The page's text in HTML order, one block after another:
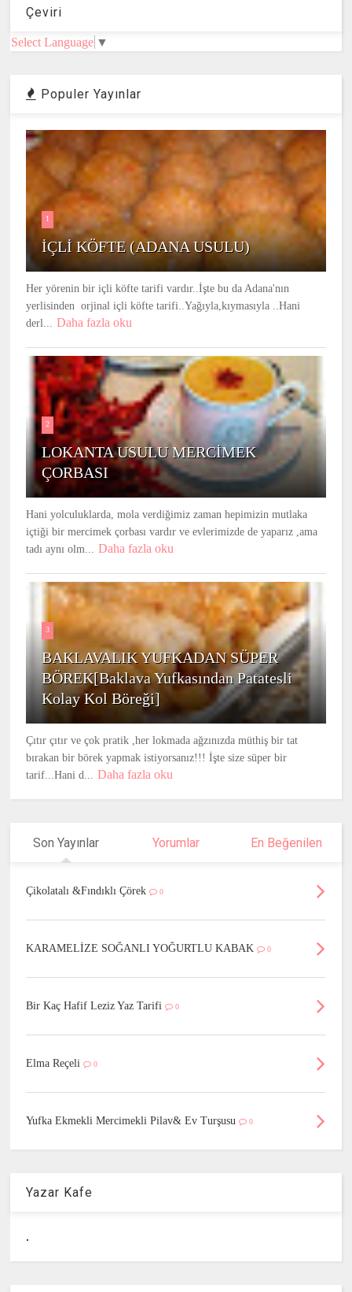
Çeviri
Select Language ▼
Populer Yayınlar
1
İÇLİ KÖFTE (ADANA USULU)
Her yörenin bir içli köfte tarifi vardır..İşte bu da Adana'nın
yerlisinden orjinal içli köfte tarifi..Yağıyla,kıymasıyla ..Hani
derl...
Daha fazla oku
2
LOKANTA USULU MERCİMEK
ÇORBASI
Hani yolculuklarda, mola verdiğimiz zaman hepimizin mutlaka
içtiği bir mercimek çorbası vardır ve evlerimizde de yaparız ,ama
tadı aynı olm...
Daha fazla oku
3
BAKLAVALIK YUFKADAN SÜPER
BÖREK[Baklava Yufkasından Patatesli
Kolay Kol Böreği]
Çıtır çıtır ve çok pratik ,her lokmada ağzınızda müthiş bir tat
bırakan bir börek yapmak istiyorsanız!!! İşte size süper bir
tarif...Hani d...
Daha fazla oku
Son Yayınlar Yorumlar En Beğenilen
Çikolatalı &Fındıklı Çörek 0
KARAMELİZE SOĞANLI YOĞURTLU KABAK 0
Bir Kaç Hafif Leziz Yaz Tarifi 0
Elma Reçeli 0
Yufka Ekmekli Mercimekli Pilav& Ev Turşusu 0
Yazar Kafe
.